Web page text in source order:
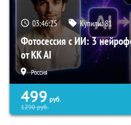
03:46:24 Купили:81
Фотосессия с ИИ: 3
от KK AI
Россия
499 руб.
1290руб.